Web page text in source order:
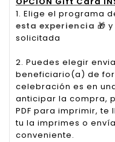
1. Elige el programa
esta experiencia 🎁
solicitada
2. Puedes elegir
beneficiario(a) de
celebración es en
anticipar la compra,
PDF para imprimir,
tu la imprimes o
conveniente.